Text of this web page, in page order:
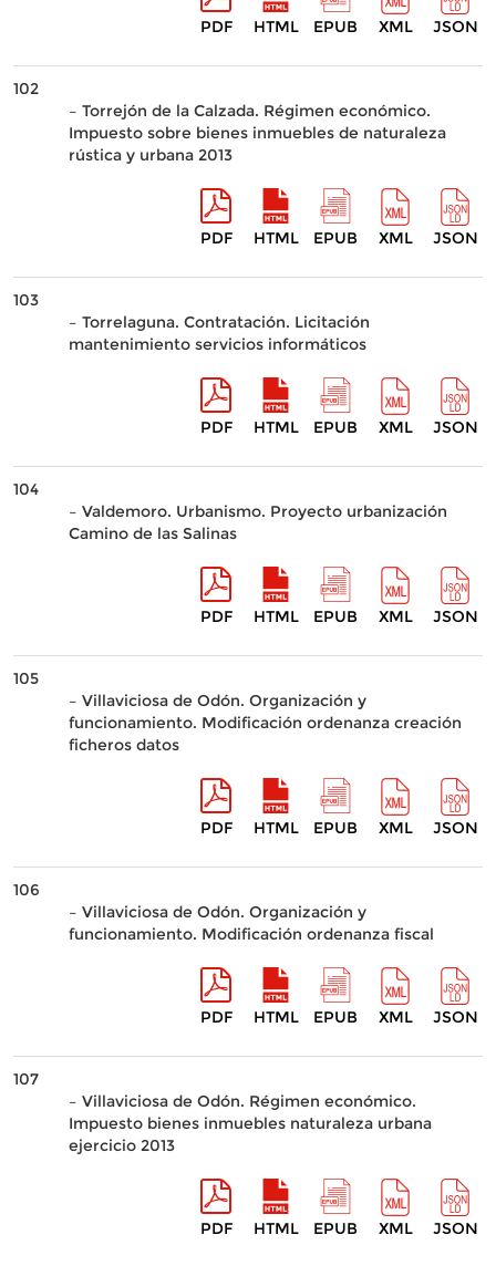
PDF HTML EPUB XML JSON
102
– Torrejón de la Calzada. Régimen económico.
Impuesto sobre bienes inmuebles de naturaleza
rústica y urbana 2013
PDF HTML EPUB XML JSON
103
– Torrelaguna. Contratación. Licitación
mantenimiento servicios informáticos
PDF HTML EPUB XML JSON
104
– Valdemoro. Urbanismo. Proyecto urbanización
Camino de las Salinas
PDF HTML EPUB XML JSON
105
– Villaviciosa de Odón. Organización y
funcionamiento. Modificación ordenanza creación
ficheros datos
PDF HTML EPUB XML JSON
106
– Villaviciosa de Odón. Organización y
funcionamiento. Modificación ordenanza fiscal
PDF HTML EPUB XML JSON
107
– Villaviciosa de Odón. Régimen económico.
Impuesto bienes inmuebles naturaleza urbana
ejercicio 2013
PDF HTML EPUB XML JSON